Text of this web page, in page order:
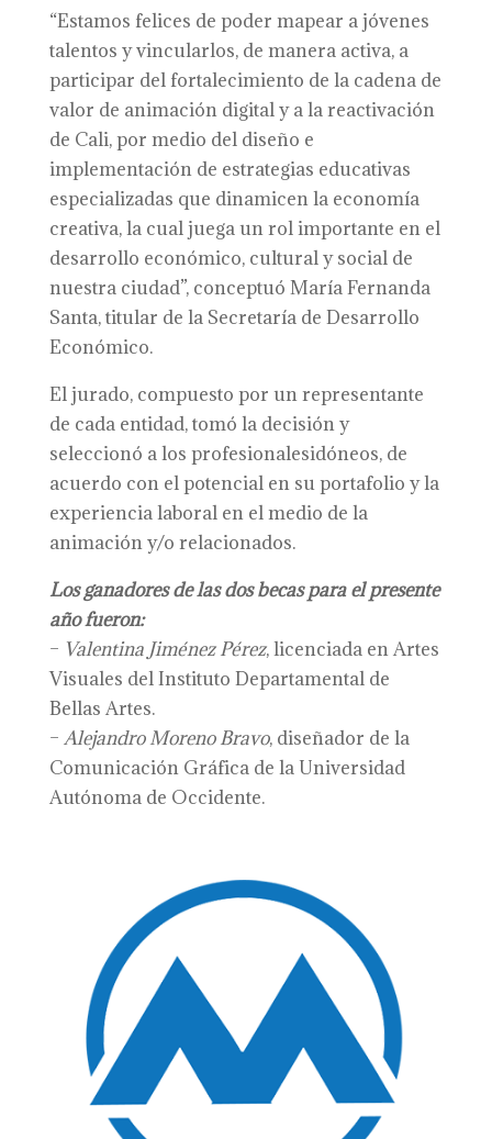
“Estamos felices de poder mapear a jóvenes
talentos y vincularlos, de manera activa, a
participar del fortalecimiento de la cadena de
valor de animación digital y a la reactivación
de Cali, por medio del diseño e
implementación de estrategias educativas
especializadas que dinamicen la economía
creativa, la cual juega un rol importante en el
desarrollo económico, cultural y social de
nuestra ciudad”, conceptuó María Fernanda
Santa, titular de la Secretaría de Desarrollo
Económico.
El jurado, compuesto por un representante
de cada entidad, tomó la decisión y
seleccionó a los profesionalesidóneos, de
acuerdo con el potencial en su portafolio y la
experiencia laboral en el medio de la
animación y/o relacionados.
Los ganadores de las dos becas para el presente
año fueron:
– Valentina Jiménez Pérez, licenciada en Artes
Visuales del Instituto Departamental de
Bellas Artes.
– Alejandro Moreno Bravo, diseñador de la
Comunicación Gráfica de la Universidad
Autónoma de Occidente.